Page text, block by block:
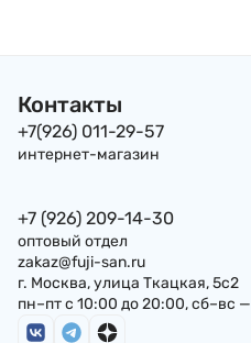
Контакты
+7(926) 011-29-57
интернет-магазин
+7 (926) 209-14-30
оптовый отдел
zakaz@fuji-san.ru
г. Москва, улица Ткацкая, 5с2
пн–пт с 10:00 до 20:00, сб–вс